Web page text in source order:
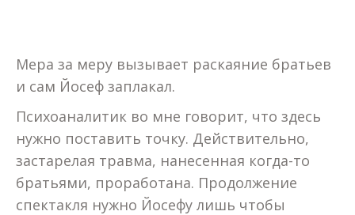
Мера за меру вызывает раскаяние братьев
и сам Йосеф заплакал.
Психоаналитик во мне говорит, что здесь
нужно поставить точку. Действительно,
застарелая травма, нанесенная когда-то
братьями, проработана. Продолжение
спектакля нужно Йосефу лишь чтобы